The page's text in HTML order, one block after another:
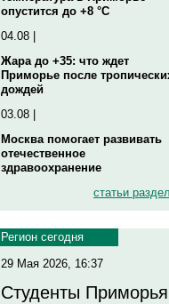
опустится до +8 °C
04.08 |
Жара до +35: что ждет
Приморье после
дождей
03.08 |
Москва помогает развивать
отечественное
здравоохранение
статьи
Регион сегодня
29 Мая 2026, 16:37
Студенты Приморья